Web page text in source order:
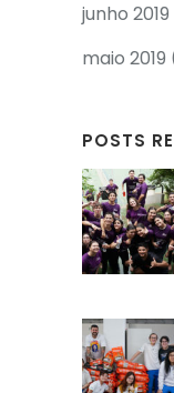
junho 2019
maio 2019
POSTS